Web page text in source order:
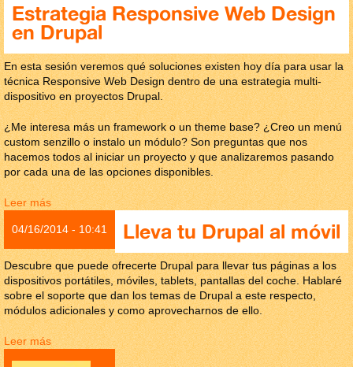
Estrategia Responsive Web Design
en Drupal
En esta sesión veremos qué soluciones existen hoy día para usar la
técnica Responsive Web Design dentro de una estrategia multi-
dispositivo en proyectos Drupal.
¿Me interesa más un framework o un theme base? ¿Creo un menú
custom senzillo o instalo un módulo? Son preguntas que nos
hacemos todos al iniciar un proyecto y que analizaremos pasando
por cada una de las opciones disponibles.
Leer mássobre Estrategia Responsive Web Design en Drupal
04/16/2014 - 10:41 Lleva tu Drupal al móvil
Descubre que puede ofrecerte Drupal para llevar tus páginas a los
dispositivos portátiles, móviles, tablets, pantallas del coche. Hablaré
sobre el soporte que dan los temas de Drupal a este respecto,
módulos adicionales y como aprovecharnos de ello.
Leer mássobre Lleva tu Drupal al móvil